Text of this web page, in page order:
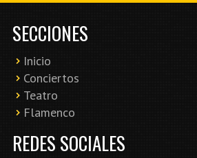
SECCIONES
Inicio
Conciertos
Teatro
Flamenco
REDES SOCIALES